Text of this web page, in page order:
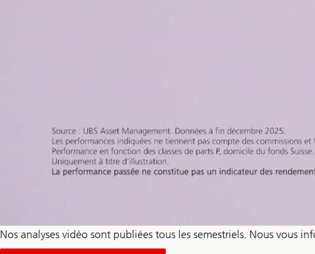
Nos analyses vidéo sont publiées tous les semestriels. Nous vous